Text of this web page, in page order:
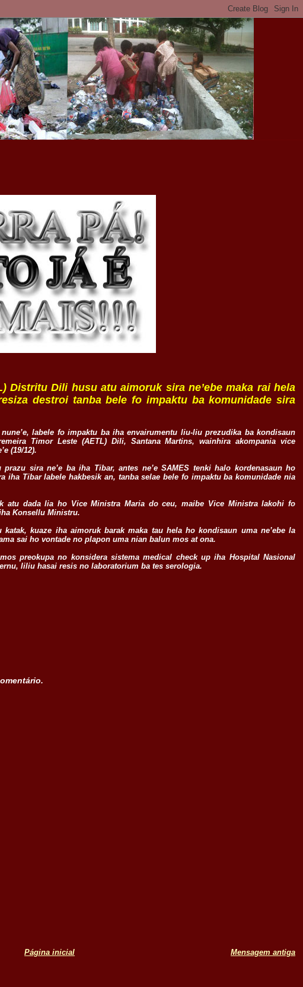
Distritu Dili husu atu aimoruk sira ne’ebe maka rai hela
destroi tanba bele fo impaktu ba komunidade sira
labele fo impaktu ba iha envairumentu liu-liu prezudika ba kondisaun
Timor Leste (AETL) Dili, Santana Martins, wainhira akompania vice
(19/12).
sira ne’e ba iha Tibar, antes ne’e SAMES tenki halo kordenasaun ho
iha Tibar labele hakbesik an, tanba selae bele fo impaktu ba komunidade nia
atu dada lia ho Vice Ministra Maria do ceu, maibe Vice Ministra lakohi fo
Konsellu Ministru.
kuaze iha aimoruk barak maka tau hela ho kondisaun uma ne’ebe la
sai ho vontade no plapon uma nian balun mos at ona.
preokupa no konsidera sistema medical check up iha Hospital Nasional
liliu hasai resis no laboratorium ba tes serologia.
Mensagem antiga
Página inicial